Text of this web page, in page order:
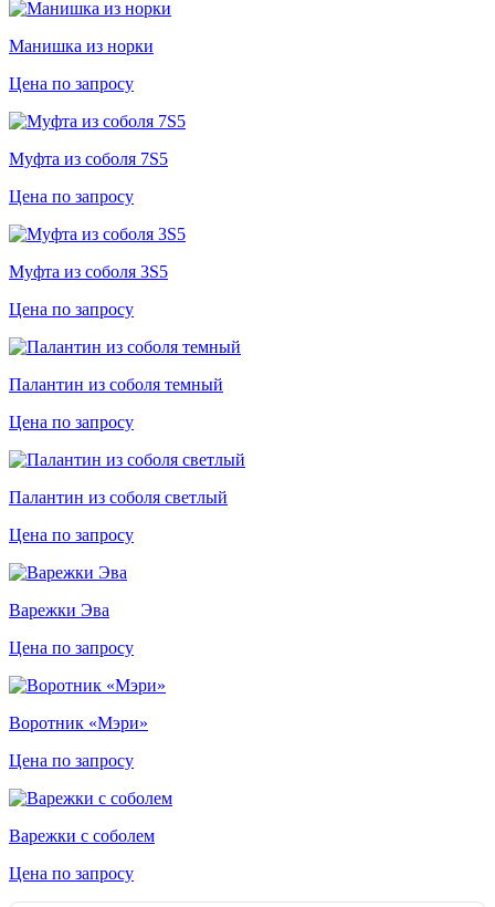
Манишка из норки
Цена по запросу
Муфта из соболя 7S5
Цена по запросу
Муфта из соболя 3S5
Цена по запросу
Палантин из соболя темный
Цена по запросу
Палантин из соболя светлый
Цена по запросу
Варежки Эва
Цена по запросу
Воротник «Мэри»
Цена по запросу
Варежки с соболем
Цена по запросу